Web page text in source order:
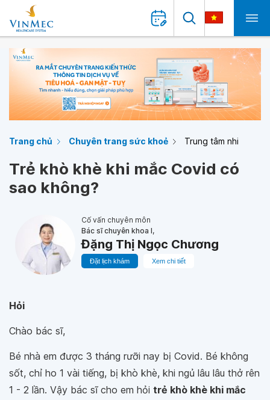
Trang chủ Chuyên trang sức khoẻ Trung tâm nhi
Trẻ khò khè khi mắc Covid có
sao không?
Cố vấn chuyên môn
Bác sĩ chuyên khoa I,
Đặng Thị Ngọc Chương
Đặt lịch khám Xem chi tiết
Hỏi
Chào bác sĩ,
Bé nhà em được 3 tháng rưỡi nay bị Covid. Bé không
sốt, chỉ ho 1 vài tiếng, bị khò khè, khi ngủ lâu lâu thở rên
1 - 2 lần. Vậy bác sĩ cho em hỏi trẻ khò khè khi mắc